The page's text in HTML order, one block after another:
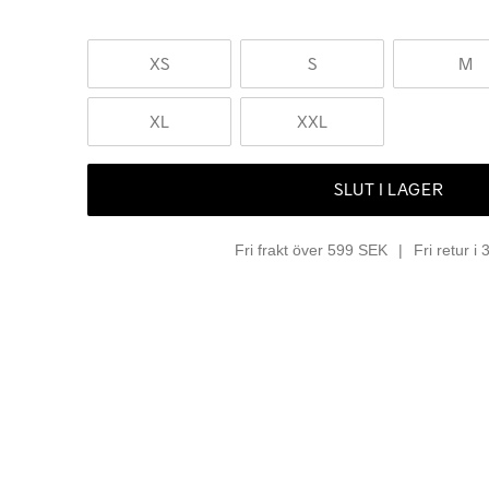
XS S M
XL XXL
SLUT I LAGER
Fri frakt över 599 SEK Fri retur i